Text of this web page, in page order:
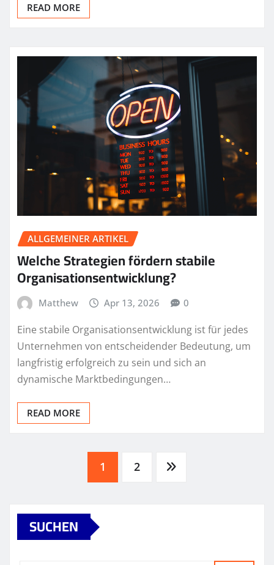
READ MORE
ALLGEMEINER ARTIKEL
Welche Strategien fördern stabile
Organisationsentwicklung?
Matthew Apr 13, 2026 0
Eine stabile Organisationsentwicklung ist für jedes
Unternehmen von entscheidender Bedeutung, um
langfristig erfolgreich zu sein und sich an
dynamische Marktbedingungen…
READ MORE
pagination
1 2
SUCHEN